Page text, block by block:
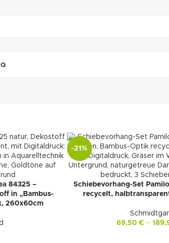
84325 –
in „Bambus-
260x60cm
-21%
Schiebevorhang-Set
recycelt,
69,50€ –